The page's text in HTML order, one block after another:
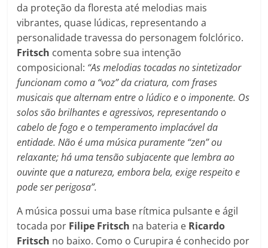
da proteção da floresta até melodias mais
vibrantes, quase lúdicas, representando a
personalidade travessa do personagem folclórico.
Fritsch comenta sobre sua intenção
composicional: “As melodias tocadas no sintetizador
funcionam como a “voz” da criatura, com frases
musicais que alternam entre o lúdico e o imponente. Os
solos são brilhantes e agressivos, representando o
cabelo de fogo e o temperamento implacável da
entidade. Não é uma música puramente “zen” ou
relaxante; há uma tensão subjacente que lembra ao
ouvinte que a natureza, embora bela, exige respeito e
pode ser perigosa”.
A música possui uma base rítmica pulsante e ágil
tocada por Filipe Fritsch na bateria e Ricardo
Fritsch no baixo. Como o Curupira é conhecido por